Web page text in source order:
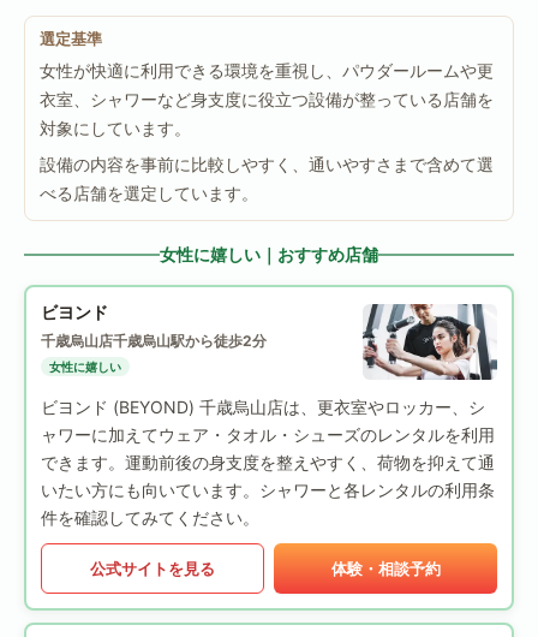
選定基準
女性が快適に利用できる環境を重視し、パウダールームや更
衣室、シャワーなど身支度に役立つ設備が整っている店舗を
対象にしています。
設備の内容を事前に比較しやすく、通いやすさまで含めて選
べる店舗を選定しています。
女性に嬉しい｜おすすめ店舗
ビヨンド
千歳烏山店千歳烏山駅から徒歩2分
女性に嬉しい
ビヨンド (BEYOND) 千歳烏山店は、更衣室やロッカー、シ
ャワーに加えてウェア・タオル・シューズのレンタルを利用
できます。運動前後の身支度を整えやすく、荷物を抑えて通
いたい方にも向いています。シャワーと各レンタルの利用条
件を確認してみてください。
公式サイトを見る 体験・相談予約